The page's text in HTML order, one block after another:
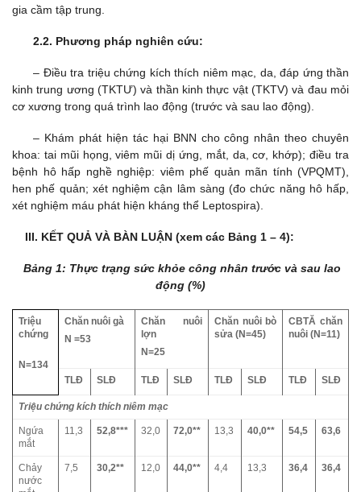
gia cầm tập trung.
2.2. Phương pháp nghiên cứu:
– Điều tra triệu chứng kích thích niêm mạc, da, đáp ứng thần
kinh trung ương (TKTƯ) và thần kinh thực vật (TKTV) và đau mỏi
cơ xương trong quá trình lao động (trước và sau lao động).
– Khám phát hiện tác hại BNN cho công nhân theo chuyên
khoa: tai mũi họng, viêm mũi dị ứng, mắt, da, cơ, khớp); điều tra
bệnh hô hấp nghề nghiệp: viêm phế quản mãn tính (VPQMT),
hen phế quản; xét nghiệm cận lâm sàng (đo chức năng hô hấp,
xét nghiệm máu phát hiện kháng thể Leptospira).
III. KẾT QUẢ VÀ BÀN LUẬN (xem các Bảng 1 – 4):
Bảng 1: Thực trạng sức khỏe công nhân trước và sau lao
động (%)
Triệu
chứng
N=134
Chăn nuôi gà
N =53
Chăn nuôi
lợn
N=25
Chăn nuôi bò
sửa (N=45)
CBTĂ chăn
nuôi (N=11)
TLĐ SLĐ TLĐ SLĐ TLĐ SLĐ TLĐ SLĐ
Triệu chứng kích thích niêm mạc
Ngứa
mắt
11,3 52,8*** 32,0 72,0** 13,3 40,0** 54,5 63,6
Chảy
nước
7,5 30,2** 12,0 44,0** 4,4 13,3 36,4 36,4